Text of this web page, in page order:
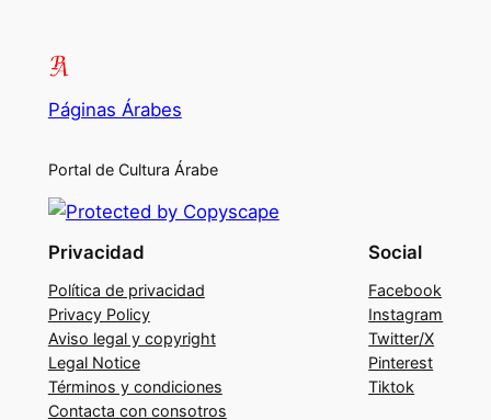
Páginas Árabes
Portal de Cultura Árabe
Privacidad
Política de privacidad
Privacy Policy
Aviso legal y copyright
Legal Notice
Términos y condiciones
Contacta con consotros
Social
Facebook
Instagram
Twitter/X
Pinterest
Tiktok